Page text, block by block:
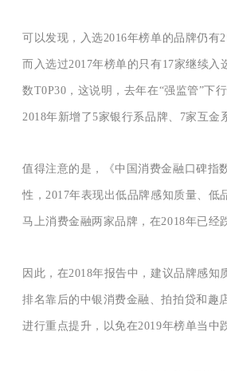
可以发现，入选2016年榜单的品牌仍有
而入选过2017年榜单的只有17家继续入
数T0P30，这说明，去年在“强监管”下
2018年新增了5家银行系品牌、7家互金
值得注意的是，《中国消费金融口碑指
性，2017年表现出低品牌感知质量、低
马上消费金融两家品牌，在2018年已经
因此，在2018年报告中，建议品牌感知
排名靠后的中银消费金融、拍拍贷和趣
进行重点提升，以免在2019年榜单当中